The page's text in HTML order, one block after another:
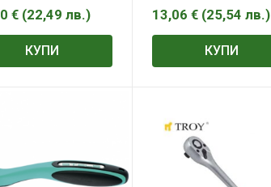
€ (22,49 лв.)
КУПИ
13,06 € (25,54 лв.)
КУПИ